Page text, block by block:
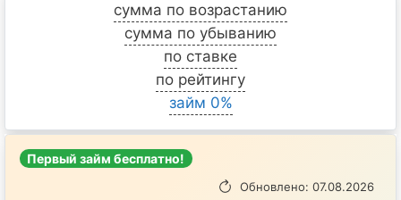
сумма по возрастанию
сумма по убыванию
по ставке
по рейтингу
займ 0%
Первый займ бесплатно!
Обновлено: 07.08.2026